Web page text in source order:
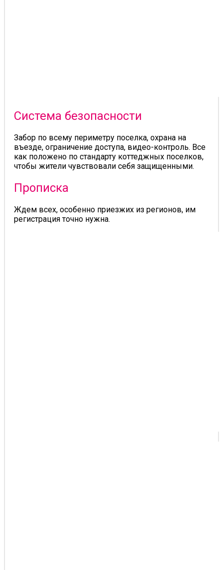
Система безопасности
Забор по всему периметру поселка, охрана на
въезде, ограничение доступа, видео-контроль. Все
как положено по стандарту коттеджных поселков,
чтобы жители чувствовали себя защищенными.
Прописка
Ждем всех, особенно приезжих из регионов, им
регистрация точно нужна.